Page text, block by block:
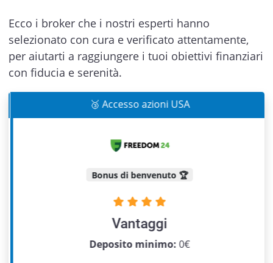
Ecco i broker che i nostri esperti hanno
selezionato con cura e verificato attentamente,
per aiutarti a raggiungere i tuoi obiettivi finanziari
con fiducia e serenità.
🥉 Accesso azioni USA
Bonus di benvenuto 🏆
Vantaggi
Deposito minimo:0€